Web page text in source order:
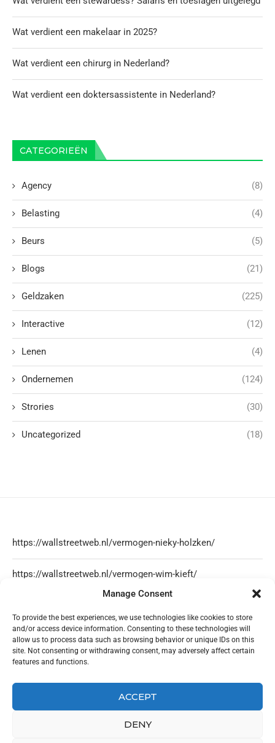
Manage Consent
To provide the best experiences, we use technologies like cookies to store
and/or access device information. Consenting to these technologies will
allow us to process data such as browsing behavior or unique IDs on this
site. Not consenting or withdrawing consent, may adversely affect certain
features and functions.
ACCEPT
DENY
Wat verdient een makelaar in 2025?
Wat verdient een chirurg in Nederland?
Wat verdient een doktersassistente in Nederland?
CATEGORIEËN
Agency (8)
Belasting (4)
Beurs (5)
Blogs (21)
Geldzaken (225)
Interactive (12)
Lenen (4)
Ondernemen (124)
Strories (30)
Uncategorized (18)
https://wallstreetweb.nl/vermogen-nieky-holzken/
https://wallstreetweb.nl/vermogen-wim-kieft/
https://wallstreetweb.nl/nicol-kremers-vermogen/